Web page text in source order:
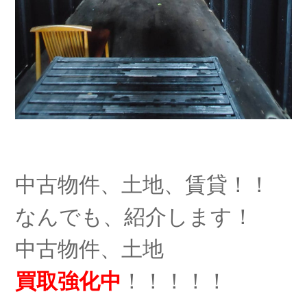
中古物件、土地、賃貸！！
なんでも、紹介します！
中古物件、土地
買取強化中 ！！！！！